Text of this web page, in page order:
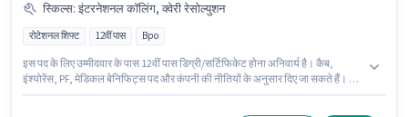
स्किल्स: इंटरनेशनल कॉलिंग, क्वेरी रेसोल्युशन
रोटेशनल शिफ्ट 12वीं पास Bpo
इस पद के लिए उम्मीदवार के पास 12वीं पास डिग्री/सर्टिफिकेट होना अनिवार्य है। कैब,
इंश्योरेंस, PF, मेडिकल बेनिफिट्स पद और कंपनी की नीतियों के अनुसार दिए जा सकते हैं। Jp